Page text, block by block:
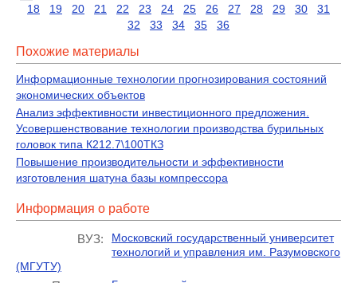
18
19 20 21 22 23 24 25 26 27 28 29 30
31
32
33 34 35 36
Похожие материалы
Информационные технологии прогнозирования состояний
экономических объектов
Анализ эффективности инвестиционного предложения.
Усовершенствование технологии производства бурильных
головок типа К212.7\100ТКЗ
Повышение производительности и эффективности
изготовления шатуна базы компрессора
Информация о работе
ВУЗ:
Московский государственный университет
технологий и управления им. Разумовского
(МГУТУ)